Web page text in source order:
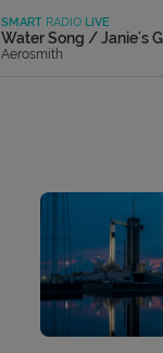
SMART RADIO LIVE
Water Song / Janie's
Aerosmith